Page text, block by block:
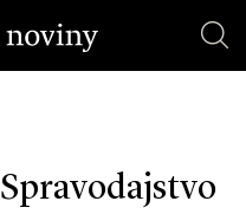
Spravodajstvo